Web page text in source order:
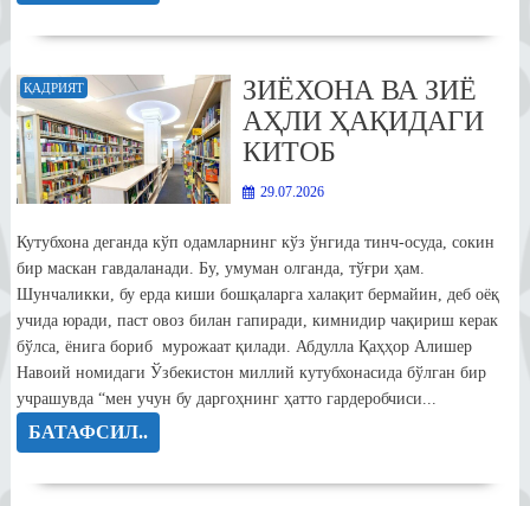
ҚАДРИЯТ
ЗИЁХОНА ВА ЗИЁ
АҲЛИ ҲАҚИДАГИ
КИТОБ
29.07.2026
Кутубхона деганда кўп одамларнинг кўз ўнгида тинч-осуда, сокин
бир маскан гавдаланади. Бу, умуман олганда, тўғри ҳам.
Шунчаликки, бу ерда киши бошқаларга халақит бермайин, деб оёқ
учида юради, паст овоз билан гапиради, кимнидир чақириш керак
бўлса, ёнига бориб мурожаат қилади. Абдулла Қаҳҳор Алишер
Навоий номидаги Ўзбекистон миллий кутубхонасида бўлган бир
учрашувда “мен учун бу даргоҳнинг ҳатто гардеробчиси...
БАТАФСИЛ..